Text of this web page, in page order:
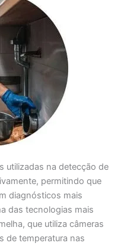
utilizadas na detecção de
permitindo que
diagnósticos mais
das tecnologias mais
que utiliza câmeras
de temperatura nas